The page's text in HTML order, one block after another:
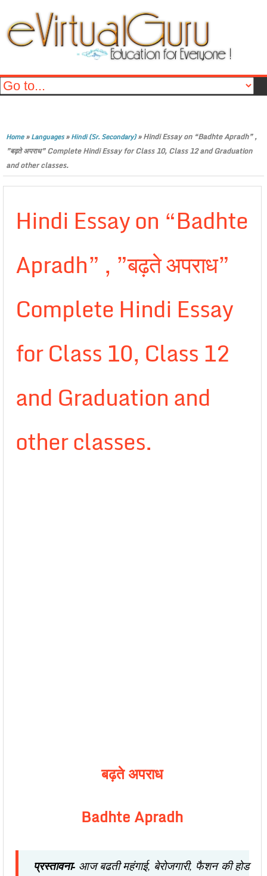
Home»Languages»Hindi (Sr. Secondary)»Hindi Essay on “Badhte Apradh” ,
”बढ़ते अपराध” Complete Hindi Essay for Class 10, Class 12 and Graduation
and other classes.
Hindi Essay on “Badhte
Apradh” , ”बढ़ते अपराध”
Complete Hindi Essay
for Class 10, Class 12
and Graduation and
other classes.
बढ़ते अपराध
Badhte Apradh
प्रस्तावना- आज बढती महंगाई, बेरोजगारी, फैशन की होड